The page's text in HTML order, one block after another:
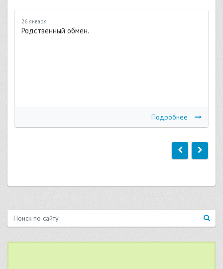
26 января
Родственный обмен.
Подробнее